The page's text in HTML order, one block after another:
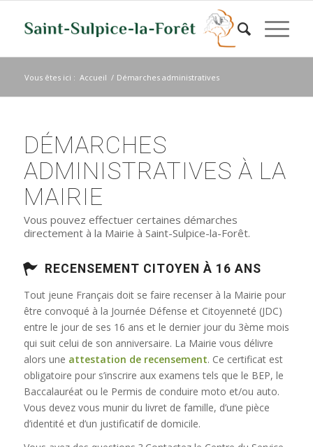
Vous êtes ici : Accueil / Démarches administratives
DÉMARCHES
ADMINISTRATIVES À LA
MAIRIE
Vous pouvez effectuer certaines démarches
directement à la Mairie à Saint-Sulpice-la-Forêt.
RECENSEMENT CITOYEN À 16 ANS
Tout jeune Français doit se faire recenser à la Mairie pour
être convoqué à la Journée Défense et Citoyenneté (JDC)
entre le jour de ses 16 ans et le dernier jour du 3ème mois
qui suit celui de son anniversaire. La Mairie vous délivre
alors une attestation de recensement. Ce certificat est
obligatoire pour s’inscrire aux examens tels que le BEP, le
Baccalauréat ou le Permis de conduire moto et/ou auto.
Vous devez vous munir du livret de famille, d’une pièce
d’identité et d’un justificatif de domicile.